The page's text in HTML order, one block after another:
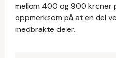
mellom 400 og 900 kroner
oppmerksom på at en del
medbrakte deler.